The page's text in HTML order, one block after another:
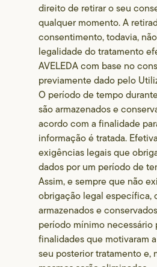
direito de retirar o seu
qualquer momento. A
consentimento, todavia,
legalidade do tratamento
AVELEDA com base no
previamente dado pelo
O período de tempo
são armazenados e
acordo com a finalidade
informação é tratada.
exigências legais que
dados por um período de
Assim, e sempre que não
obrigação legal específica,
armazenados e
período mínimo necessário
finalidades que motivaram
seu posterior tratamento e,